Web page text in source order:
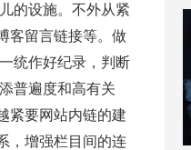
的设施。不外从紧
客留言链接等。做
统作好纪录，判断
普遍度和高有关
紧要网站内链的建
，增强栏目间的连